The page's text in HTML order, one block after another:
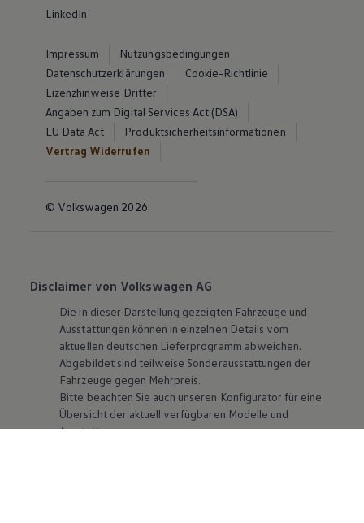
LinkedIn
Impressum
Nutzungsbedingungen
Datenschutzerklärungen
Cookie-Richtlinie
Lizenzhinweise Dritter
Angaben zum Digital Services Act (DSA)
EU Data Act
Produktsicherheitsinformationen
Vertrag Widerrufen
© Volkswagen 2026
Disclaimer von Volkswagen AG
Die in dieser Darstellung gezeigten Fahrzeuge und
Ausstattungen können in einzelnen Details vom
aktuellen deutschen Lieferprogramm abweichen.
Abgebildet sind teilweise Sonderausstattungen der
Fahrzeuge gegen Mehrpreis.
Bitte beachten Sie auch unseren Konfigurator für eine
Übersicht der aktuell verfügbaren Modelle und
Ausstattungen.